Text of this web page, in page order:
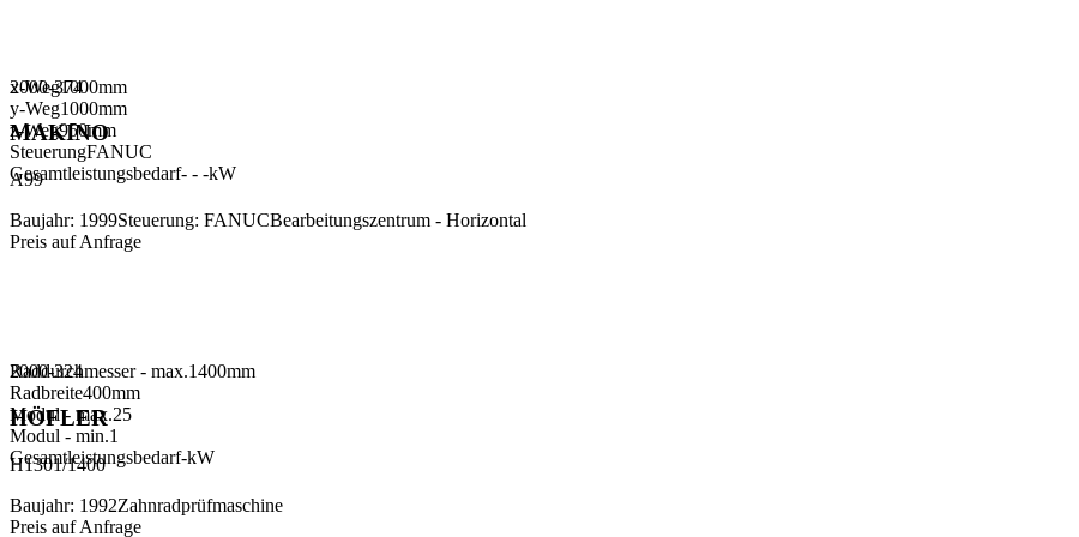
x-Weg1000mm
y-Weg1000mm
z-Weg950mm
SteuerungFANUC
Gesamtleistungsbedarf- - -kW
2000-374
MAKINO
A99
Baujahr: 1999Steuerung: FANUCBearbeitungszentrum - Horizontal
Preis auf Anfrage
Raddurchmesser - max.1400mm
Radbreite400mm
Modul - max.25
Modul - min.1
Gesamtleistungsbedarf-kW
2000-324
HÖFLER
H1301/1400
Baujahr: 1992Zahnradprüfmaschine
Preis auf Anfrage